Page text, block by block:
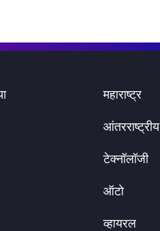
महाराष्ट्र
आंतरराष्ट्रीय
टेक्नॉलॉजी
ऑटो
व्हायरल